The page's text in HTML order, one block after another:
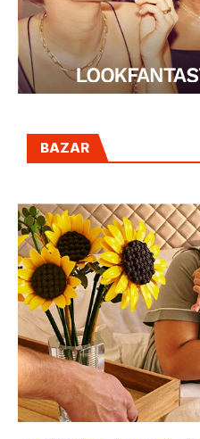
BAZAR